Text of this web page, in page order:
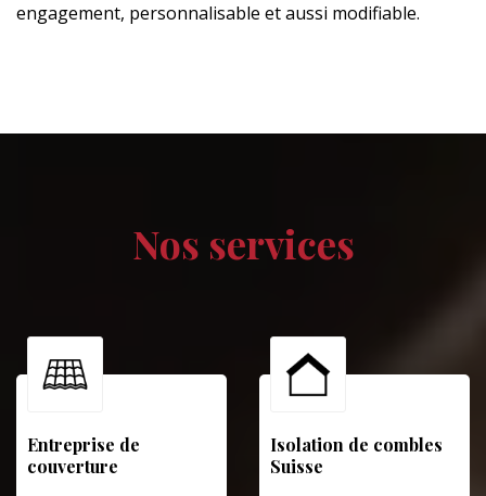
engagement, personnalisable et aussi modifiable.
Nos services
Entreprise de
couverture
Isolation de combles
Suisse